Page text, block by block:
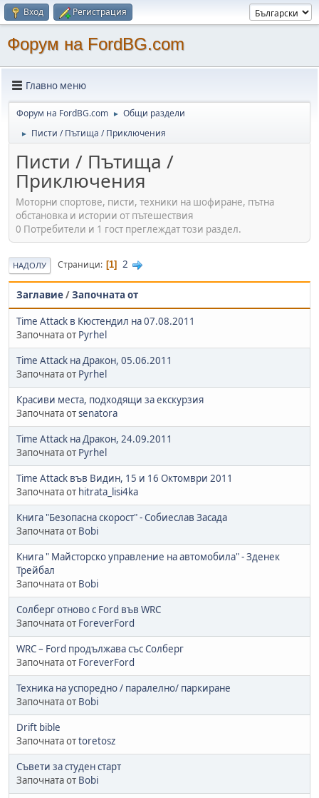
Вход Регистрация
Форум на FordBG.com
Главно меню
Форум на FordBG.com ► Общи раздели
► Писти / Пътища / Приключения
Писти / Пътища /
Приключения
Моторни спортове, писти, техники на шофиране, пътна
обстановка и истории от пътешествия
0 Потребители и 1 гост преглеждат този раздел.
НАДОЛУ Страници 1 2
Заглавие/Започната от
Time Attack в Кюстендил на 07.08.2011
Започната от Pyrhel
Time Attack на Дракон, 05.06.2011
Започната от Pyrhel
Красиви места, подходящи за екскурзия
Започната отsenatora
Time Attack на Дракон, 24.09.2011
Започната от Pyrhel
Time Attack във Видин, 15 и 16 Октомври 2011
Започната от hitrata_lisi4ka
Книга "Безопасна скорост" - Собиеслав Засада
Започната от Bobi
Книга " Майсторско управление на автомобила" - Зденек
Трейбал
Започната от Bobi
Солберг отново с Ford във WRC
Започната от ForeverFord
WRC – Ford продължава със Солберг
Започната от ForeverFord
Техника на успоредно / паралелно/ паркиране
Започната от Bobi
Drift bible
Започната отtoretosz
Съвети за студен старт
Започната от Bobi